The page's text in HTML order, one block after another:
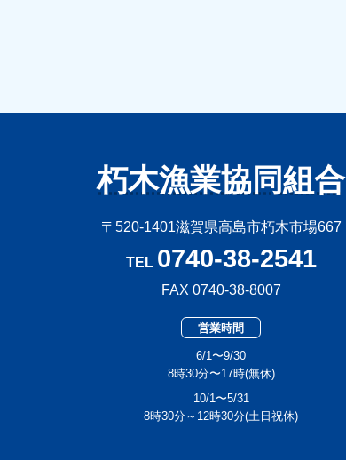
朽木漁業協同組合
〒520-1401滋賀県高島市朽木市場667
TEL 0740-38-2541
FAX 0740-38-8007
営業時間
6/1〜9/30
8時30分〜17時(無休)
10/1〜5/31
8時30分～12時30分(土日祝休)